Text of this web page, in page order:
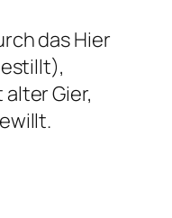
das Hier
Gier,